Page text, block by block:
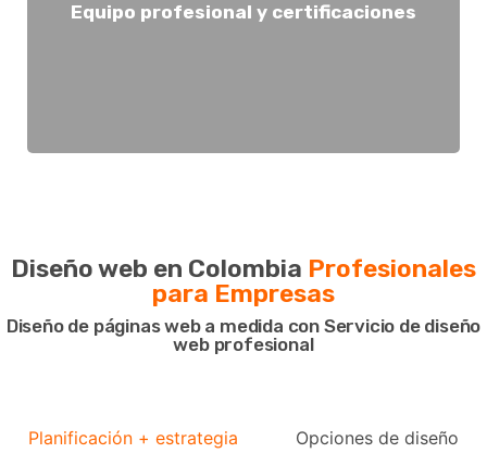
Equipo profesional y certificaciones
aplicaciones móviles: Diseña y publica tu aplicación móvil
Diseño web en Colombia Profesionales
para Empresas
Diseño de páginas web a medida con Servicio de diseño
web profesional
Planificación + estrategia Opciones de diseño